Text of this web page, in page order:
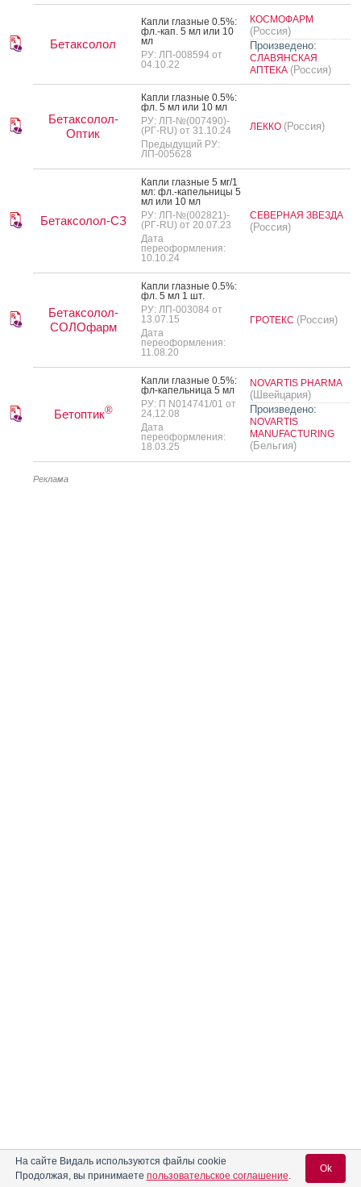
Бетаксолол
Кап­ли глаз­ные 0.5%:
фл.-кап. 5 мл или 10
мл
РУ: ЛП-008594 от
04.10.22
КОСМОФАРМ
(Россия)
Произведено:
СЛАВЯНСКАЯ
АПТЕКА (Россия)
Бетаксолол-
Оптик
Кап­ли глаз­ные 0.5%:
фл. 5 мл или 10 мл
РУ: ЛП-№(007490)-
(РГ-RU) от 31.10.24
Предыдущий РУ:
ЛП-005628
ЛЕККО (Россия)
Бетаксолол-СЗ
Кап­ли глаз­ные 5 мг/1
мл: фл.-ка­пель­ни­цы 5
мл или 10 мл
РУ: ЛП-№(002821)-
(РГ-RU) от 20.07.23
Дата
переоформления:
10.10.24
СЕВЕРНАЯ ЗВЕЗДА
(Россия)
Бетаксолол-
СОЛОфарм
Кап­ли глаз­ные 0.5%:
фл. 5 мл 1 шт.
РУ: ЛП-003084 от
13.07.15
Дата
переоформления:
11.08.20
ГРОТЕКС (Россия)
Бетоптик®
Кап­ли глаз­ные 0.5%:
фл-ка­пель­ни­ца 5 мл
РУ: П N014741/01 от
24.12.08
Дата
переоформления:
18.03.25
NOVARTIS PHARMA
(Швейцария)
Произведено:
NOVARTIS
MANUFACTURING
(Бельгия)
Реклама
На сайте Видаль используются файлы cookie
Продолжая, вы принимаете пользовательское соглашение.
Ok